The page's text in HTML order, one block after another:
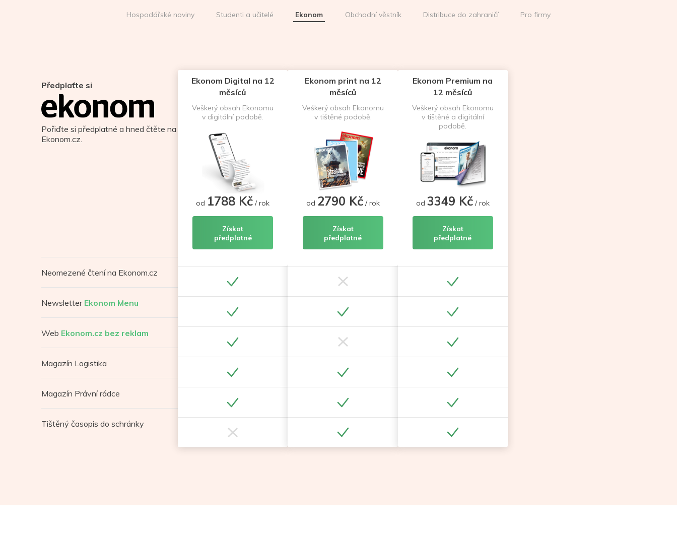
Hospodářské noviny Studenti a učitelé Ekonom Obchodní věstník Distribuce do zahraničí Pro firmy
Předplaťte si
Pořiďte si předplatné a hned čtěte na
Ekonom.cz.
Neomezené čtení na Ekonom.cz
Newsletter Ekonom Menu
Web Ekonom.cz bez reklam
Magazín Logistika
Magazín Právní rádce
Tištěný časopis do schránky
Ekonom Digital na 12
měsíců
Veškerý obsah Ekonomu
v digitální podobě.
od 1788 Kč / rok
Získat
předplatné
Ekonom print na 12
měsíců
Veškerý obsah Ekonomu
v tištěné podobě.
od 2790 Kč/ rok
Získat
předplatné
Ekonom Premium na
12 měsíců
Veškerý obsah Ekonomu
v tištěné a digitální
podobě.
od 3349 Kč/ rok
Získat
předplatné